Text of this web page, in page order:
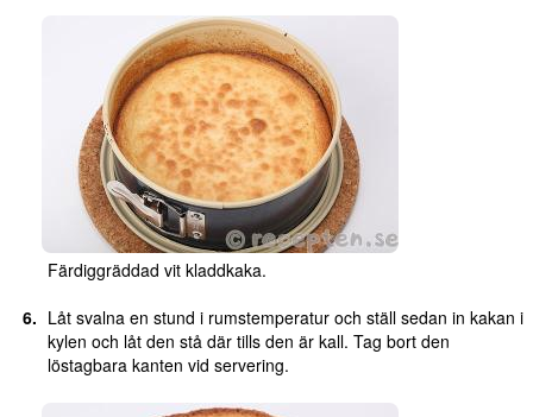
Färdiggräddad vit kladdkaka.
Låt svalna en stund i rumstemperatur och ställ sedan in kakan i
kylen och låt den stå där tills den är kall. Tag bort den
löstagbara kanten vid servering.